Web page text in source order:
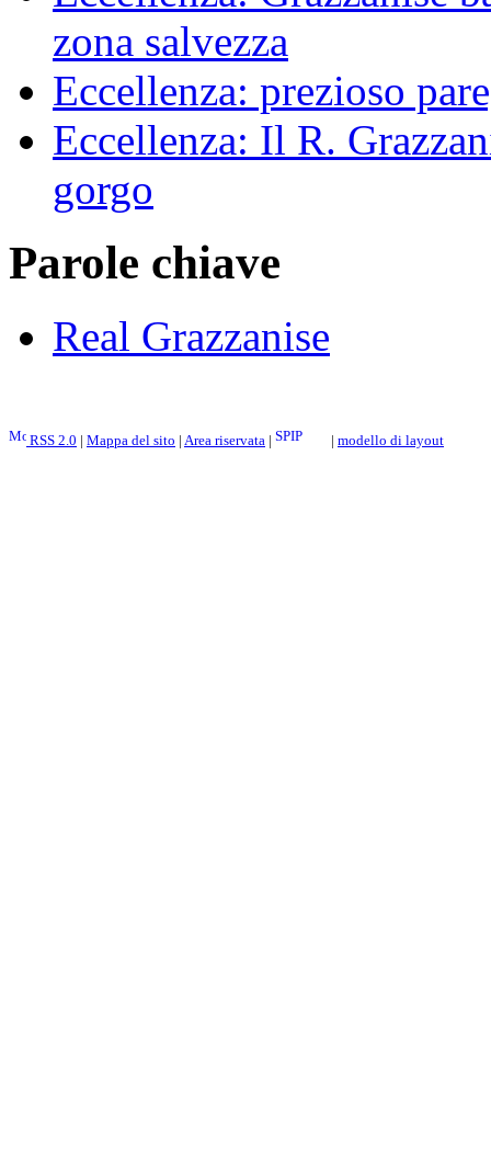
zona salvezza
Eccellenza: prezioso
Eccellenza: Il R.
gorgo
Parole chiave
Real Grazzanise
RSS 2.0 | Mappa del sito | Area riservata | | modello di layout